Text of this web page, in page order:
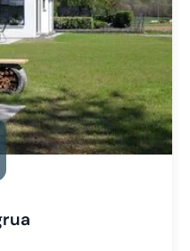
Slide 1 wechseln
Slide 2 wechseln
Slide 3 wechseln
Slide 4 wechseln